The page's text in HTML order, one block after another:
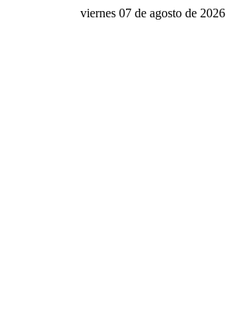
viernes 07 de agosto de 2026